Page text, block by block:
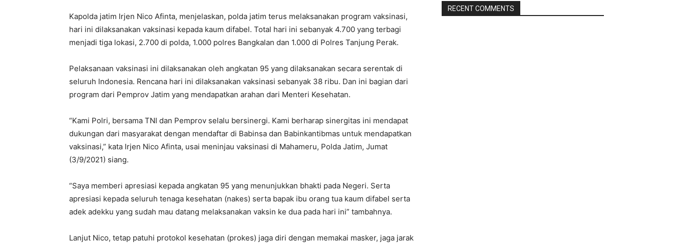
Kapolda jatim Irjen Nico Afinta, menjelaskan, polda jatim terus melaksanakan program vaksinasi,
hari ini dilaksanakan vaksinasi kepada kaum difabel. Total hari ini sebanyak 4.700 yang terbagi
menjadi tiga lokasi, 2.700 di polda, 1.000 polres Bangkalan dan 1.000 di Polres Tanjung Perak.
Pelaksanaan vaksinasi ini dilaksanakan oleh angkatan 95 yang dilaksanakan secara serentak di
seluruh Indonesia. Rencana hari ini dilaksanakan vaksinasi sebanyak 38 ribu. Dan ini bagian dari
program dari Pemprov Jatim yang mendapatkan arahan dari Menteri Kesehatan.
“Kami Polri, bersama TNI dan Pemprov selalu bersinergi. Kami berharap sinergitas ini mendapat
dukungan dari masyarakat dengan mendaftar di Babinsa dan Babinkantibmas untuk mendapatkan
vaksinasi,” kata Irjen Nico Afinta, usai meninjau vaksinasi di Mahameru, Polda Jatim, Jumat
(3/9/2021) siang.
“Saya memberi apresiasi kepada angkatan 95 yang menunjukkan bhakti pada Negeri. Serta
apresiasi kepada seluruh tenaga kesehatan (nakes) serta bapak ibu orang tua kaum difabel serta
adek adekku yang sudah mau datang melaksanakan vaksin ke dua pada hari ini” tambahnya.
Lanjut Nico, tetap patuhi protokol kesehatan (prokes) jaga diri dengan memakai masker, jaga jarak
RECENT COMMENTS